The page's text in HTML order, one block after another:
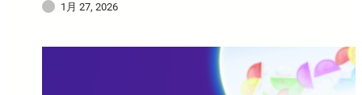
1月 27, 2026